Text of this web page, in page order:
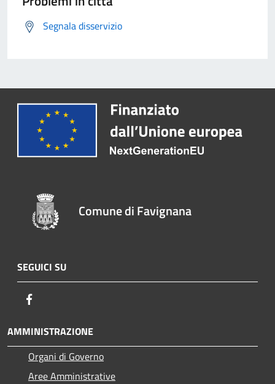
Segnala disservizio
Comune di Favignana
SEGUICI SU
AMMINISTRAZIONE
Organi di Governo
Aree Amministrative